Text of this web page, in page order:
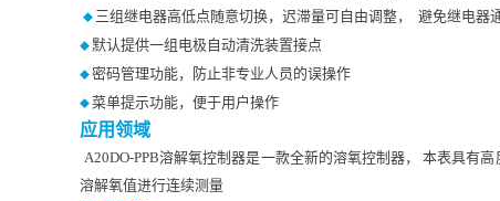
◆ 三组继电器高低点随意切换，迟滞量可自由调整， 避免继电器
◆ 默认提供一组电极自动清洗装置接点
◆ 密码管理功能，防止非专业人员的误操作
◆ 菜单提示功能，便于用户操作
应用领域
A20DO-PPB溶解氧控制器是一款全新的溶氧控制器，本表具有高
溶解氧值进行连续测量